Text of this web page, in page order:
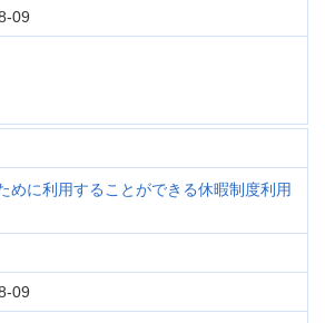
09
めに利用することができる休暇制度利用
09